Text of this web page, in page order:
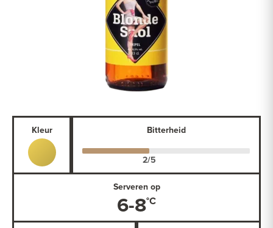
Kleur Bitterheid
Serveren op
6-8